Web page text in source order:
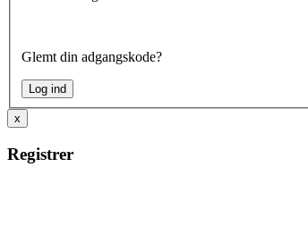
Glemt din adgangskode?
x
Registrer